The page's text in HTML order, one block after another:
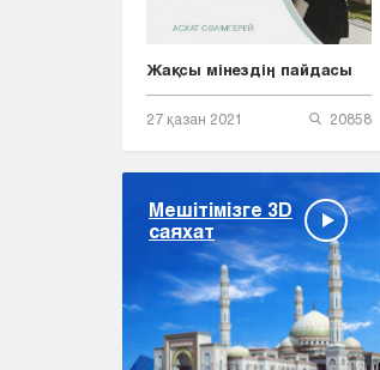
Жақсы мінездің пайдасы
27 қазан 2021 20858
Мешітімізге 3D
саяхат